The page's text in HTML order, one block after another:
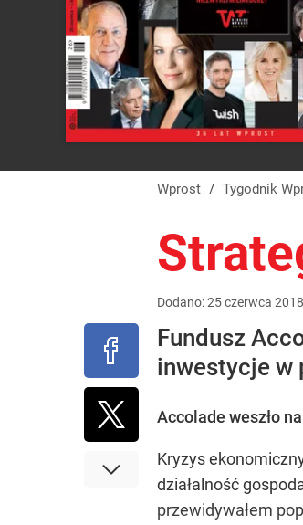
Wprost / Tygodnik
Dodano:25czerwca 2018
Fundusz
inwestycje w
Accolade weszło
Kryzys
działalność
przewidywałem